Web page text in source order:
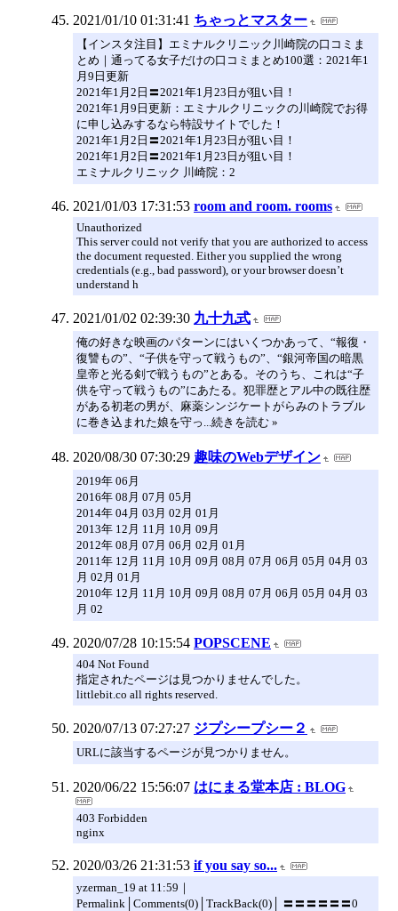
2021/01/10 01:31:41 ちゃっとマスター
【インスタ注目】エミナルクリニック川崎院の口コミま
とめ｜通ってる女子だけの口コミまとめ100選：2021年1
月9日更新
2021年1月2日〓2021年1月23日が狙い目！
2021年1月9日更新：エミナルクリニックの川崎院でお得
に申し込みするなら特設サイトでした！
2021年1月2日〓2021年1月23日が狙い目！
2021年1月2日〓2021年1月23日が狙い目！
エミナルクリニック 川崎院：2
2021/01/03 17:31:53 room and room. rooms
Unauthorized
This server could not verify that you are authorized to access
the document requested. Either you supplied the wrong
credentials (e.g., bad password), or your browser doesn’t
understand h
2021/01/02 02:39:30 九十九式
俺の好きな映画のパターンにはいくつかあって、“報復・
復讐もの”、“子供を守って戦うもの”、“銀河帝国の暗黒
皇帝と光る剣で戦うもの”とある。そのうち、これは“子
供を守って戦うもの”にあたる。犯罪歴とアル中の既往歴
がある初老の男が、麻薬シンジケートがらみのトラブル
に巻き込まれた娘を守っ...続きを読む »
2020/08/30 07:30:29 趣味のWebデザイン
2019年 06月
2016年 08月 07月 05月
2014年 04月 03月 02月 01月
2013年 12月 11月 10月 09月
2012年 08月 07月 06月 02月 01月
2011年 12月 11月 10月 09月 08月 07月 06月 05月 04月 03
月 02月 01月
2010年 12月 11月 10月 09月 08月 07月 06月 05月 04月 03
月 02
2020/07/28 10:15:54 POPSCENE
404 Not Found
指定されたページは見つかりませんでした。
littlebit.co all rights reserved.
2020/07/13 07:27:27 ジプシープシー２
URLに該当するページが見つかりません。
2020/06/22 15:56:07 はにまる堂本店 : BLOG
403 Forbidden
nginx
2020/03/26 21:31:53 if you say so...
yzerman_19 at 11:59｜
Permalink│Comments(0)│TrackBack(0)│ 〓〓〓〓〓〓0